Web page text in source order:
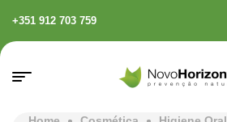
+351 912 703 759